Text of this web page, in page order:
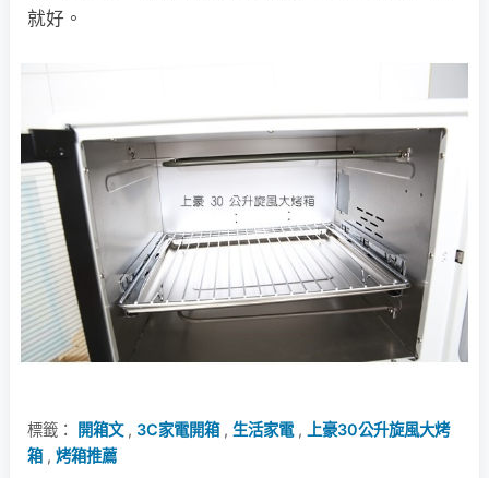
就好。
標籤： 開箱文, 3C家電開箱, 生活家電 ,
上豪30公升旋風大烤
箱, 烤箱推薦